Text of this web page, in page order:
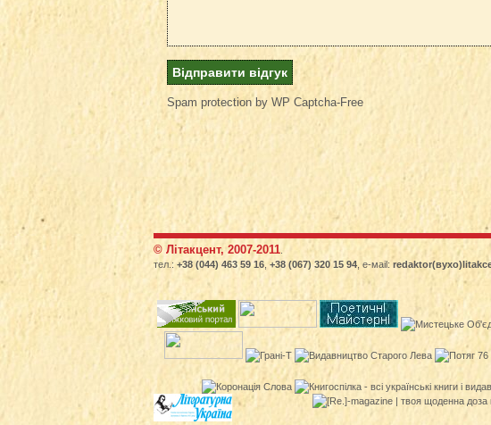
Spam protection by WP Captcha-Free
© Літакцент, 2007-2011
тел.: +38 (044) 463 59 16 +38 (067) 320 15 94 , е-маіl: